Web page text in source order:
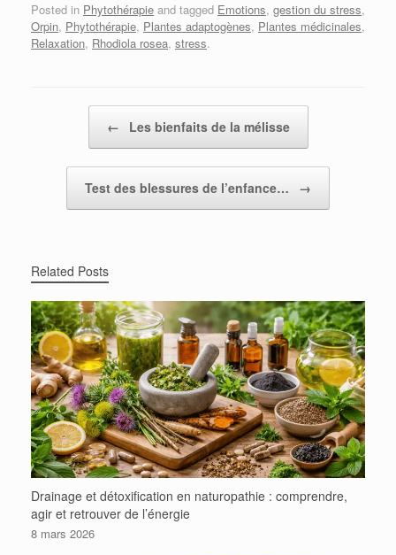
Posted in Phytothérapie and tagged Emotions, gestion du stress,
Orpin, Phytothérapie, Plantes adaptogènes, Plantes médicinales,
Relaxation, Rhodiola rosea, stress.
Post navigation
← Les bienfaits de la mélisse
Test des blessures de l’enfance… →
Related Posts
Drainage et détoxification en naturopathie : comprendre,
agir et retrouver de l’énergie
8 mars 2026